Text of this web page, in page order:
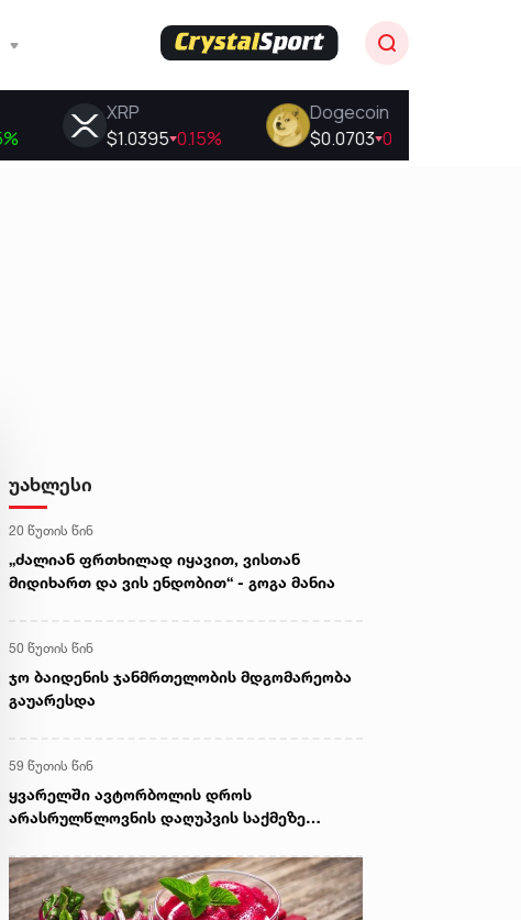
უახლესი
20 წუთის წინ
„ძალიან ფრთხილად იყავით, ვისთან
მიდიხართ და ვის ენდობით“ - გოგა მანია
50 წუთის წინ
ჯო ბაიდენის ჯანმრთელობის მდგომარეობა
გაუარესდა
59 წუთის წინ
ყვარელში ავტორბოლის დროს
არასრულწლოვნის დაღუპვის საქმეზე
რა არის ამ დროისთვის ცნობილი